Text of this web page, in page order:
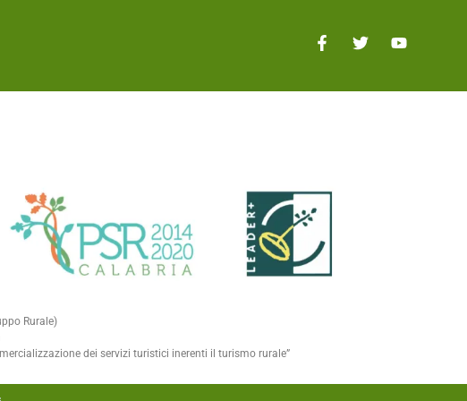
Rurale)
dei servizi turistici inerenti il turismo rurale”